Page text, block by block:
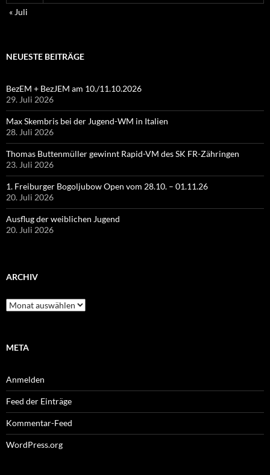
« Juli
NEUESTE BEITRÄGE
BezEM + BezJEM am 10./11.10.2026
29. Juli 2026
Max Skembris bei der Jugend-WM in Italien
28. Juli 2026
Thomas Buttenmüller gewinnt Rapid-VM des SK FR-Zähringen
23. Juli 2026
1. Freiburger Bogoljubow Open vom 28.10. – 01.11.26
20. Juli 2026
Ausflug der weiblichen Jugend
20. Juli 2026
ARCHIV
Archiv
META
Anmelden
Feed der Einträge
Kommentar-Feed
WordPress.org